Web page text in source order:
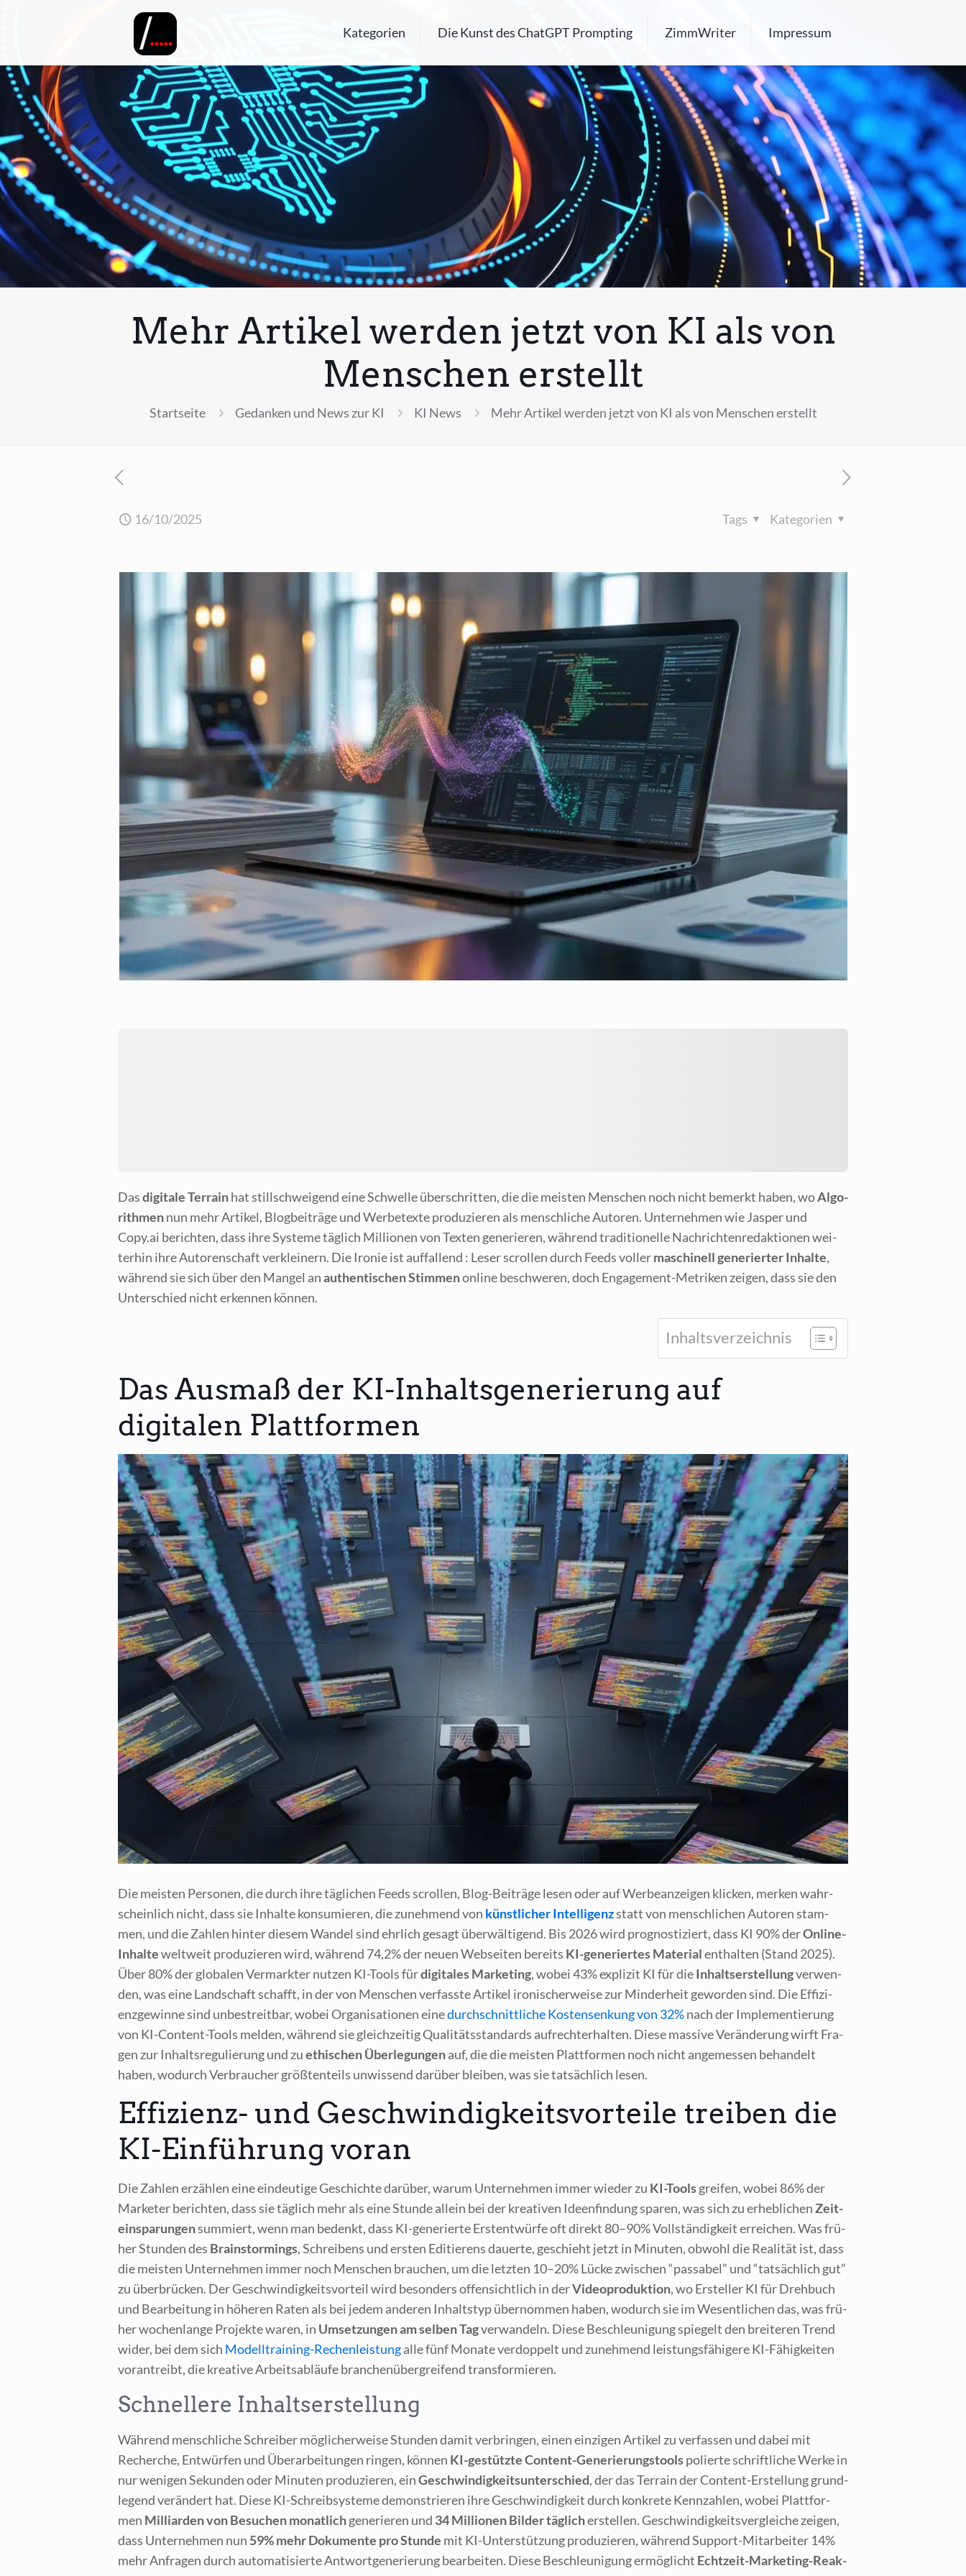
Kategorien Die Kunst des ChatGPT Prompting ZimmWriter Impressum
Mehr Artikel werden jetzt von KI als von
Menschen erstellt
Startseite Gedanken und News zur KI KI News Mehr Artikel werden jetzt von KI als von Menschen erstellt
16/10/2025 Kategorien
Tags
Dasdigi­ta­le Ter­rainhat still­schwei­gend eine Schwel­le über­schrit­ten, die die meis­ten Men­schen noch nicht bemerkt haben, woAlgo­
rith­mennun mehr Arti­kel, Blog­bei­trä­ge und Wer­be­tex­te pro­du­zie­ren als mensch­li­che Autoren. Unter­neh­men wie Jas­per und
Copy.ai berich­ten, dass ihre Sys­te­me täg­lich Mil­lio­nen von Tex­ten gene­rie­ren, wäh­rend tra­di­tio­nel­le Nach­rich­ten­re­dak­tio­nen wei­
ter­hin ihre Autoren­schaft ver­klei­nern. Die Iro­nie ist auf­fal­lend : Leser scrol­len durch Feeds vol­lermaschi­nell gene­rier­ter Inhal­te,
wäh­rend sie sich über den Man­gel anauthen­ti­schen Stim­menonline beschwe­ren, doch Enga­ge­ment-Metri­ken zei­gen, dass sie den
Unter­schied nicht erken­nen können.
Inhalts­ver­zeich­nis
Das Ausmaß der KI-Inhaltsgenerierung auf
digitalen Plattformen
Die meis­ten Per­so­nen, die durch ihre täg­li­chen Feeds scrol­len, Blog-Bei­trä­ge lesen oder auf Wer­be­an­zei­gen kli­cken, mer­ken wahr­
schein­lich nicht, dass sie Inhal­te kon­su­mie­ren, die zuneh­mend von künst­li­cher Intel­li­genzstatt von mensch­li­chen Autoren stam­
men, und die Zah­len hin­ter die­sem Wan­del sind ehr­lich gesagt über­wäl­ti­gend. Bis 2026 wird pro­gnos­ti­ziert, dass KI 90% derOnline-
Inhal­tewelt­weit pro­du­zie­ren wird, wäh­rend 74,2% der neu­en Web­sei­ten bereits KI-gene­rier­tes Mate­ri­alent­hal­ten (Stand 2025).
Über 80% der glo­ba­len Ver­mark­ter nut­zen KI-Tools fürdigi­ta­les Mar­ke­ting, wobei 43% expli­zit KI für dieInhalts­er­stel­lungver­wen­
den, was eine Land­schaft schafft, in der von Men­schen ver­fass­te Arti­kel iro­ni­scher­wei­se zur Min­der­heit gewor­den sind. Die Effi­zi­
enz­ge­win­ne sind unbe­streit­bar, wobei Orga­ni­sa­tio­nen einedurch­schnitt­li­che Kos­ten­sen­kung von 32%nach der Imple­men­tie­rung
von KI-Con­tent-Tools mel­den, wäh­rend sie gleich­zei­tig Qua­li­täts­stan­dards auf­recht­erhal­ten. Die­se mas­si­ve Ver­än­de­rung wirft Fra­
gen zur Inhalts­re­gu­lie­rung und zuethi­schen Über­le­gun­genauf, die die meis­ten Platt­for­men noch nicht ange­mes­sen behan­delt
haben, wodurch Ver­brau­cher größ­ten­teils unwis­send dar­über blei­ben, was sie tat­säch­lich lesen.
Effizienz- und Geschwindigkeitsvorteile treiben die
KI-Einführung voran
Die Zah­len erzäh­len eine ein­deu­ti­ge Geschich­te dar­über, war­um Unter­neh­men immer wie­der zu KI-Toolsgrei­fen, wobei 86% der
Mar­keter berich­ten, dass sie täg­lich mehr als eine Stun­de allein bei der krea­ti­ven Ideen­fin­dung spa­ren, was sich zu erheb­li­chenZeit­
ein­spa­run­gensum­miert, wenn man bedenkt, dass KI-gene­rier­te Erst­ent­wür­fe oft direkt 80–90% Voll­stän­dig­keit errei­chen. Was frü­
her Stun­den des Brain­stor­mings, Schrei­bens und ers­ten Edi­tie­rens dau­er­te, geschieht jetzt in Minu­ten, obwohl die Rea­li­tät ist, dass
die meis­ten Unter­neh­men immer noch Men­schen brau­chen, um die letz­ten 10–20% Lücke zwi­schen “pas­sa­bel” und “tat­säch­lich gut”
zu über­brü­cken. Der Geschwin­dig­keits­vor­teil wird beson­ders offen­sicht­lich in derVideo­pro­duk­ti­on, wo Erstel­ler KI für Dreh­buch
und Bear­bei­tung in höhe­ren Raten als bei jedem ande­ren Inhalts­typ über­nom­men haben, wodurch sie im Wesent­li­chen das, was frü­
her wochen­lan­ge Pro­jek­te waren, in Umset­zun­gen am sel­ben Tagver­wan­deln. Die­se Beschleu­ni­gung spie­gelt den brei­te­ren Trend
wider, bei dem sich Modell­trai­ning-Rechen­leis­tungalle fünf Mona­te ver­dop­pelt und zuneh­mend leis­tungs­fä­hi­ge­re KI-Fähig­kei­ten
vor­an­treibt, die krea­ti­ve Arbeits­ab­läu­fe bran­chen­über­grei­fend transformieren.
Schnellere Inhaltserstellung
Wäh­rend mensch­li­che Schrei­ber mög­li­cher­wei­se Stun­den damit ver­brin­gen, einen ein­zi­gen Arti­kel zu ver­fas­sen und dabei mit
Recher­che, Ent­wür­fen und Über­ar­bei­tun­gen rin­gen, kön­nen KI-gestütz­te Con­tent-Gene­rie­rungs­toolspolier­te schrift­li­che Wer­ke in
nur weni­gen Sekun­den oder Minu­ten pro­du­zie­ren, einGeschwin­dig­keits­un­ter­schied, der das Ter­rain der Con­tent-Erstel­lung grund­
le­gend ver­än­dert hat. Die­se KI-Schreib­sys­te­me demons­trie­ren ihre Geschwin­dig­keit durch kon­kre­te Kenn­zah­len, wobei Platt­for­
men Mil­li­ar­den von Besu­chen monat­lichgene­rie­ren und 34 Mil­lio­nen Bil­der täg­licherstel­len. Geschwin­dig­keits­ver­glei­che zei­gen,
dass Unter­neh­men nun 59% mehr Doku­men­te pro Stun­de mit KI-Unter­stüt­zung pro­du­zie­ren, wäh­rend Sup­port-Mit­ar­bei­ter 14%
mehr Anfra­gen durch auto­ma­ti­sier­te Ant­wort­ge­ne­rie­rung bear­bei­ten. Die­se Beschleu­ni­gung ermög­licht Echt­zeit-Mar­ke­ting-Reak­